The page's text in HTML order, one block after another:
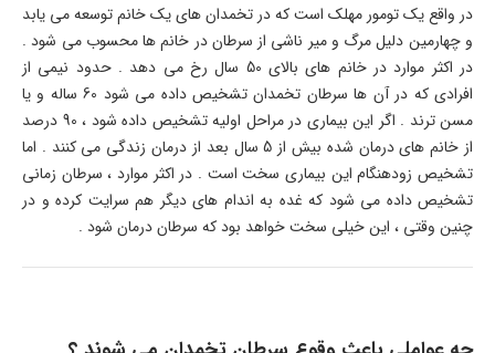
در واقع یک تومور مهلک است که در تخمدان های یک خانم توسعه می یابد
و چهارمین دلیل مرگ و میر ناشی از سرطان در خانم ها محسوب می شود .
در اکثر موارد در خانم های بالای 50 سال رخ می دهد . حدود نیمی از
افرادی که در آن ها سرطان تخمدان تشخیص داده می شود 60 ساله و یا
مسن ترند . اگر این بیماری در مراحل اولیه تشخیص داده شود ، 90 درصد
از خانم های درمان شده بیش از 5 سال بعد از درمان زندگی می کنند . اما
تشخیص زودهنگام این بیماری سخت است . در اکثر موارد ، سرطان زمانی
تشخیص داده می شود که غده به اندام های دیگر هم سرایت کرده و در
چنین وقتی ، این خیلی سخت خواهد بود که سرطان درمان شود .